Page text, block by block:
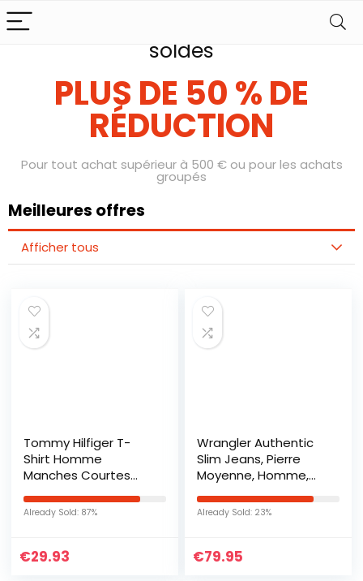
Préparez-vous pour nos jours de
soldes
PLUS DE 50 % DE
RÉDUCTION
Pour tout achat supérieur à 500 € ou pour les achats
groupés
Meilleures offres
Afficher tous
Tommy Hilfiger T-
Shirt Homme
Manches Courtes
(Navy Blazer), XL
Already Sold: 87%
€29.93
Wrangler Authentic
Slim Jeans, Pierre
Moyenne, Homme,
Already Sold: 23%
€79.95